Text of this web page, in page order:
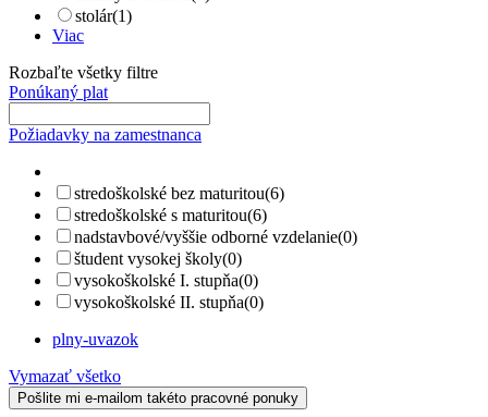
stolár(1)
Viac
Rozbaľte všetky filtre
Ponúkaný plat
Požiadavky na zamestnanca
stredoškolské bez maturitou(6)
stredoškolské s maturitou(6)
nadstavbové/vyššie odborné vzdelanie(0)
študent vysokej školy(0)
vysokoškolské I. stupňa(0)
vysokoškolské II. stupňa(0)
plny-uvazok
Vymazať všetko
Pošlite mi e-mailom takéto pracovné ponuky